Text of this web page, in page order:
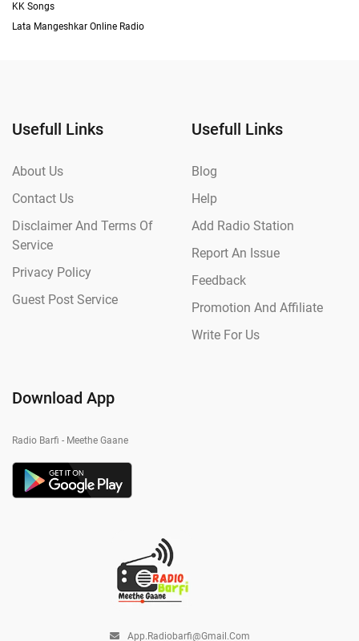
KK Songs
Lata Mangeshkar Online Radio
Usefull Links
About Us
Contact Us
Disclaimer And Terms Of
Service
Privacy Policy
Guest Post Service
Usefull Links
Blog
Help
Add Radio Station
Report An Issue
Feedback
Promotion And Affiliate
Write For Us
Download App
Radio Barfi - Meethe Gaane
App.radiobarfi@gmail.com